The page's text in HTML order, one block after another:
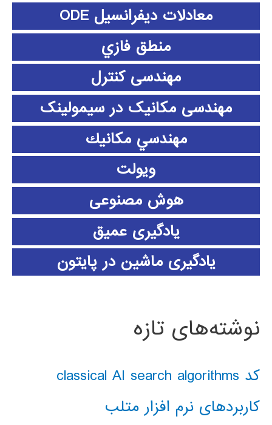
معادلات دیفرانسیل ODE
منطق فازي
مهندسی کنترل
مهندسی مکانیک در سیمولینک
مهندسي مكانيك
ویولت
هوش مصنوعی
یادگیری عمیق
یادگیری ماشین در پایتون
نوشته‌های تازه
کد classical AI search algorithms
کاربردهای نرم افزار متلب